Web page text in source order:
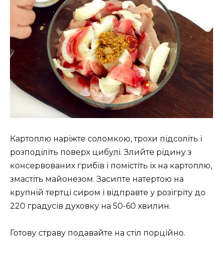
Картоплю наріжте соломкою, трохи підсоліть і
розподіліть поверх цибулі. Злийте рідину з
консервованих грибів і помістіть їх на картоплю,
змастіть майонезом. Засипте натертою на
крупній тертці сиром і відправте у розігріту до
220 градусів духовку на 50-60 хвилин.
Готову страву подавайте на стіл порційно.